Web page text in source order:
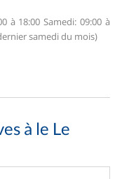
à 18:00 Samedi: 09:00 à
samedi du mois)
à le Le